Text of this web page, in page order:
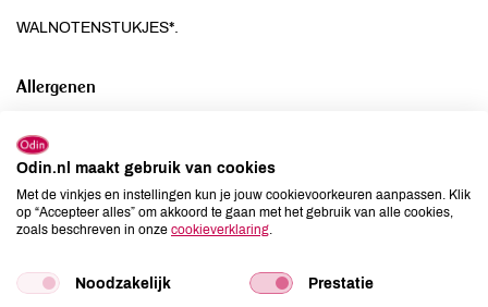
WALNOTENSTUKJES*.
Allergenen
Ei
Gluten
kan bevatten
Lactose
niet aanwezig
Mosterd
niet aanwezig
Odin.nl maakt gebruik van cookies
Met de vinkjes en instellingen kun je jouw cookievoorkeuren aanpassen. Klik
op “Accepteer alles” om akkoord te gaan met het gebruik van alle cookies,
zoals beschreven in onze cookieverklaring.
Noodzakelijk Prestatie